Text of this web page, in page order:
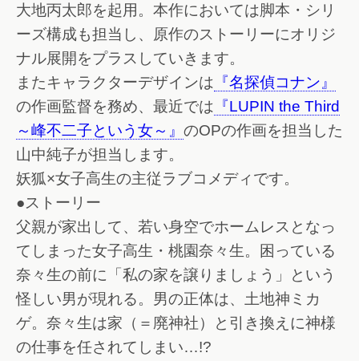
大地丙太郎を起用。本作においては脚本・シリ
ーズ構成も担当し、原作のストーリーにオリジ
ナル展開をプラスしていきます。
またキャラクターデザインは 『名探偵コナン』
の作画監督を務め、最近では 『LUPIN the Third
～峰不二子という女～』 のOPの作画を担当した
山中純子が担当します。
妖狐×女子高生の主従ラブコメディです。
●ストーリー
父親が家出して、若い身空でホームレスとなっ
てしまった女子高生・桃園奈々生。困っている
奈々生の前に「私の家を譲りましょう」という
怪しい男が現れる。男の正体は、土地神ミカ
ゲ。奈々生は家（＝廃神社）と引き換えに神様
の仕事を任されてしまい…!?